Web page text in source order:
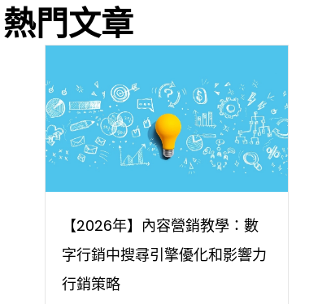
熱門文章
【2026年】內容營銷教學：數
字行銷中搜尋引擎優化和影響力
行銷策略